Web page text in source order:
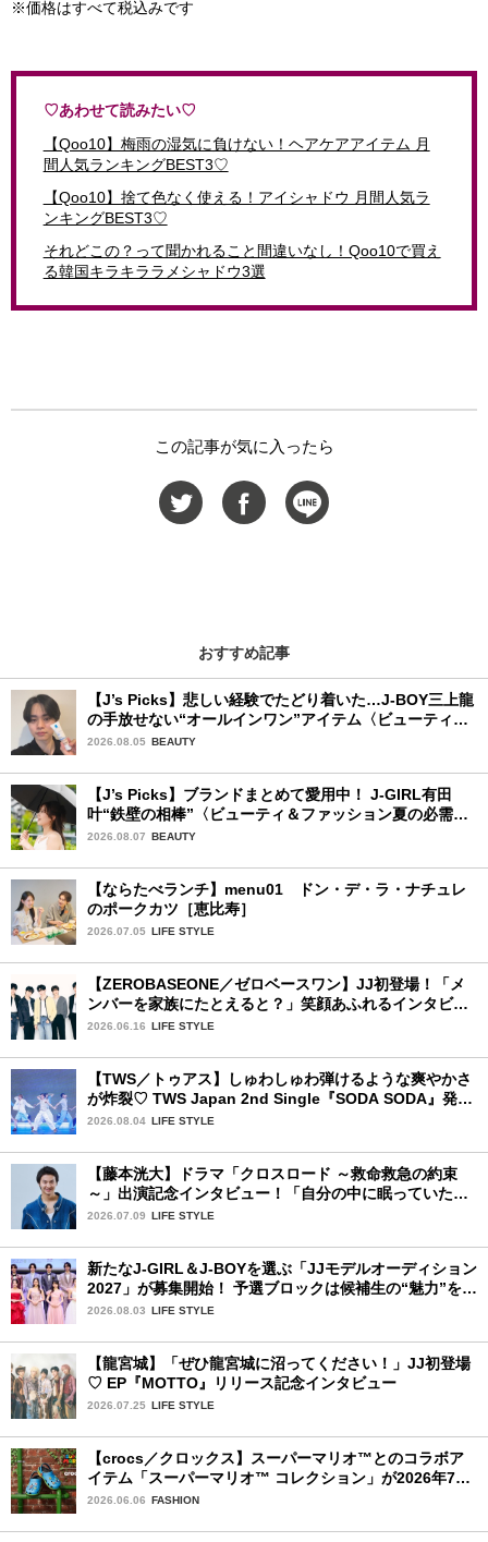
※価格はすべて税込みです
♡あわせて読みたい♡
【Qoo10】梅雨の湿気に負けない！ヘアケアアイテム 月
間人気ランキングBEST3♡
【Qoo10】捨て色なく使える！アイシャドウ 月間人気ラ
ンキングBEST3♡
それどこの？って聞かれること間違いなし！Qoo10で買え
る韓国キラキララメシャドウ3選
この記事が気に入ったら
おすすめ記事
【J’s Picks】悲しい経験でたどり着いた…J-BOY三上龍
の手放せない“オールインワン”アイテム〈ビューティ＆
ファッション夏の必需品〉
2026.08.05 BEAUTY
【J’s Picks】ブランドまとめて愛用中！ J-GIRL有田
叶“鉄壁の相棒”〈ビューティ＆ファッション夏の必需
品〉
2026.08.07 BEAUTY
【ならたべランチ】menu01 ドン・デ・ラ・ナチュレ
のポークカツ［恵比寿］
2026.07.05 LIFE STYLE
【ZEROBASEONE／ゼロベースワン】JJ初登場！「メ
ンバーを家族にたとえると？」笑顔あふれるインタビュ
ー♡
2026.06.16 LIFE STYLE
【TWS／トゥアス】しゅわしゅわ弾けるような爽やかさ
が炸裂♡ TWS Japan 2nd Single『SODA SODA』発売
記念SPECIAL SHOWCASEを詳細レポ
2026.08.04 LIFE STYLE
【藤本洸大】ドラマ「クロスロード ～救命救急の約束
～」出演記念インタビュー！「自分の中に眠っていた熱
を思い出させてもらった作品です」
2026.07.09 LIFE STYLE
新たなJ-GIRL＆J-BOYを選ぶ「JJモデルオーディション
2027」が募集開始！ 予選ブロックは候補生の“魅力”を重
視した「新システム」に変わります
2026.08.03 LIFE STYLE
【龍宮城】「ぜひ龍宮城に沼ってください！」JJ初登場
♡ EP『MOTTO』リリース記念インタビュー
2026.07.25 LIFE STYLE
【crocs／クロックス】スーパーマリオ™とのコラボア
イテム「スーパーマリオ™ コレクション」が2026年7月
16日より発売開始！
2026.06.06 FASHION